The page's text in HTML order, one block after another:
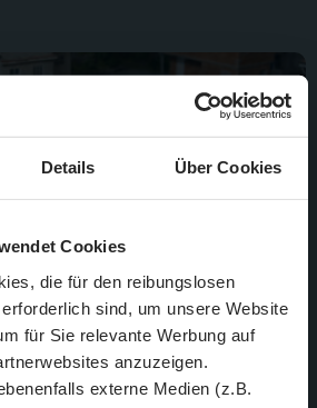
Details Über Cookies
Cookies
die für den reibungslosen
sind, um unsere Website
für Sie relevante Werbung auf
anzuzeigen.
externe Medien (z.B.
Autofahrer rund läuft, darf der